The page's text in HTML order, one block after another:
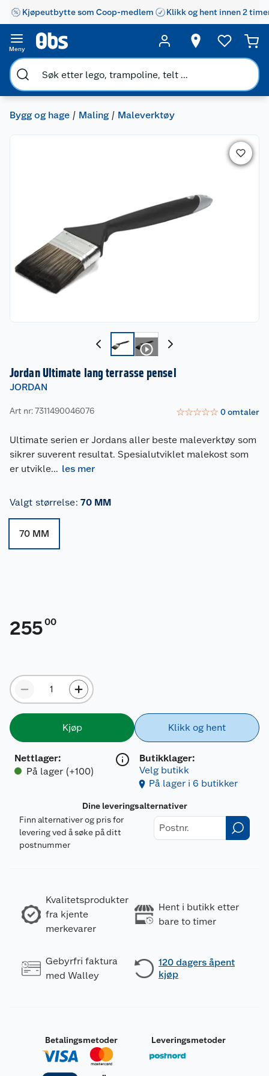
Kjøpeutbytte som Coop-medlem Klikk og hent innen 2
Meny
Bygg og hage Maling Maleverktøy
Jordan Ultimate lang terrasse pensel
JORDAN
Art nr: 7311490046076 ☆☆☆☆☆ 0omtaler
Ultimate serien er Jordans aller beste maleverktøy som
sikrer suverent resultat. Spesialutviklet malekost som
er utvikle... les mer
Valgt størrelse: 70 MM
70 MM
25500
Kjøp
Nettlager:
På lager (+100)
Klikk og hent
Butikklager:
Velg butikk
På lager i 6 butikker
Dine leveringsalternativer
Finn alternativer og pris for
levering ved å søke på ditt
postnummer
Kvalitetsprodukter
fra kjente
merkevarer
Hent i butikk etter
bare to timer
Gebyrfri faktura
med Walley
120 dagers åpent
kjøp
Betalingsmetoder Leveringsmetoder